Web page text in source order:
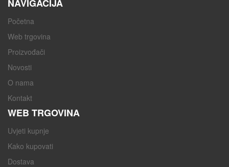
NAVIGACIJA
Početna
Web trgovina
Proizvođači
Novosti
O nama
Kontakt
WEB TRGOVINA
Uvjeti kupnje
Kako kupovati
Dostava